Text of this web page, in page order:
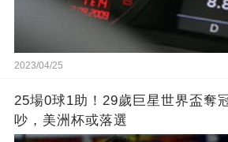
2023/04/25
25場0球1助！29歲巨星世界盃奪
吵，美洲杯或落選